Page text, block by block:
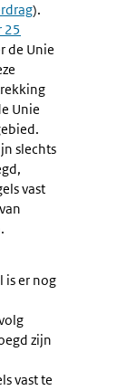
).
25
de Unie
Unie
slechts
vast
is er nog
zijn
vast te